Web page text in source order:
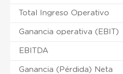
Total Ingreso Operativo
Ganancia operativa (EBIT)
EBITDA
Ganancia (Pérdida) Neta